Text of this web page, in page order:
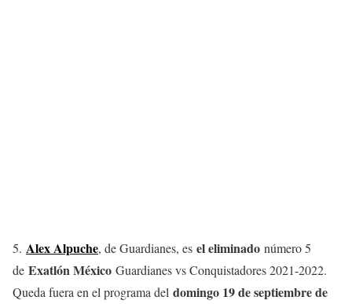
5. Alex Alpuche, de Guardianes, es el eliminado número 5
de Exatlón México Guardianes vs Conquistadores 2021-2022.
Queda fuera en el programa del domingo 19 de septiembre de